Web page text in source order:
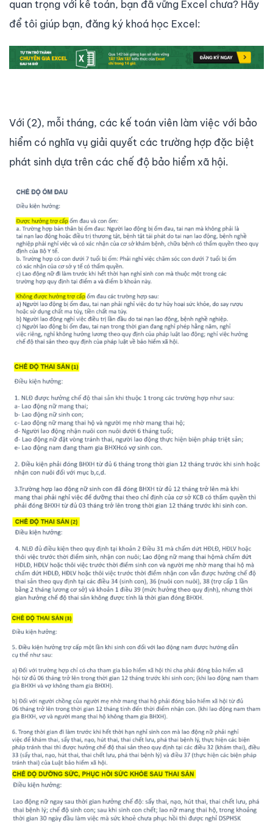
quan trọng với kế toán, bạn đã vững Excel chưa? Hãy
để tôi giúp bạn, đăng ký khoá học Excel:
Với (2), mỗi tháng, các kế toán viên làm việc với bảo
hiểm có nghĩa vụ giải quyết các trường hợp đặc biệt
phát sinh dựa trên các chế độ bảo hiểm xã hội.